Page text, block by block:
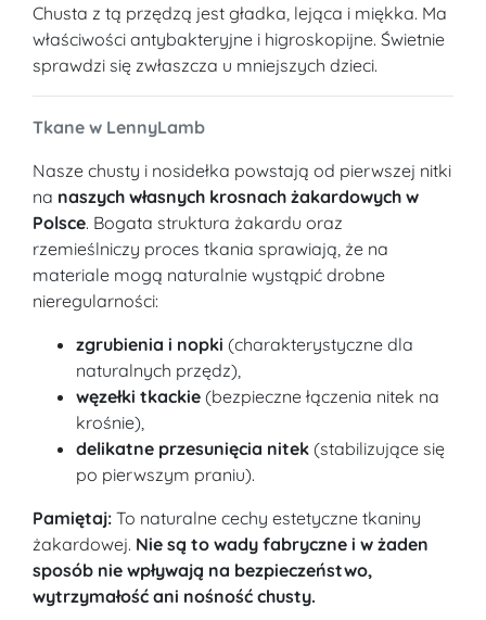
Chusta z tą przędzą jest gładka, lejąca i miękka. Ma
właściwości antybakteryjne i higroskopijne. Świetnie
sprawdzi się zwłaszcza u mniejszych dzieci.
Tkane w LennyLamb
Nasze chusty i nosidełka powstają od pierwszej nitki
na naszych własnych krosnach żakardowych w
Polsce. Bogata struktura żakardu oraz
rzemieślniczy proces tkania sprawiają, że na
materiale mogą naturalnie wystąpić drobne
nieregularności:
zgrubienia i nopki (charakterystyczne dla
naturalnych przędz),
węzełki tkackie (bezpieczne łączenia nitek na
krośnie),
delikatne przesunięcia nitek (stabilizujące się
po pierwszym praniu).
Pamiętaj: To naturalne cechy estetyczne tkaniny
żakardowej. Nie są to wady fabryczne i w żaden
sposób nie wpływają na bezpieczeństwo,
wytrzymałość ani nośność chusty.